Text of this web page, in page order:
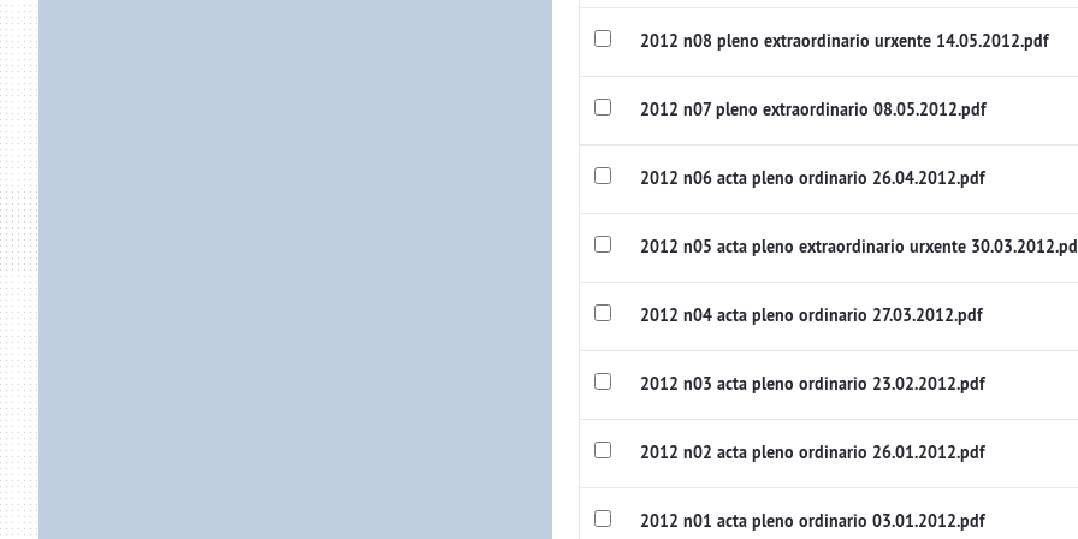
2012 n08 pleno extraordinario urxente 14.05.2012.pdf
2012 n07 pleno extraordinario 08.05.2012.pdf
2012 n06 acta pleno ordinario 26.04.2012.pdf
2012 n05 acta pleno extraordinario urxente
2012 n04 acta pleno ordinario 27.03.2012.pdf
2012 n03 acta pleno ordinario 23.02.2012.pdf
2012 n02 acta pleno ordinario 26.01.2012.pdf
2012 n01 acta pleno ordinario 03.01.2012.pdf